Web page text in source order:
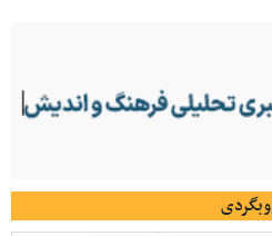
وبگردی